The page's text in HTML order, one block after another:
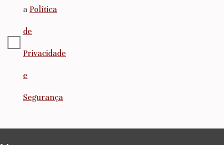
a Política
de
Privacidade
e
Segurança